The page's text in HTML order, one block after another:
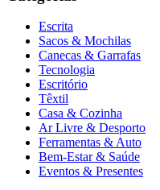
Escrita
Sacos & Mochilas
Canecas & Garrafas
Tecnologia
Escritório
Têxtil
Casa & Cozinha
Ar Livre & Desporto
Ferramentas & Auto
Bem-Estar & Saúde
Eventos & Presentes